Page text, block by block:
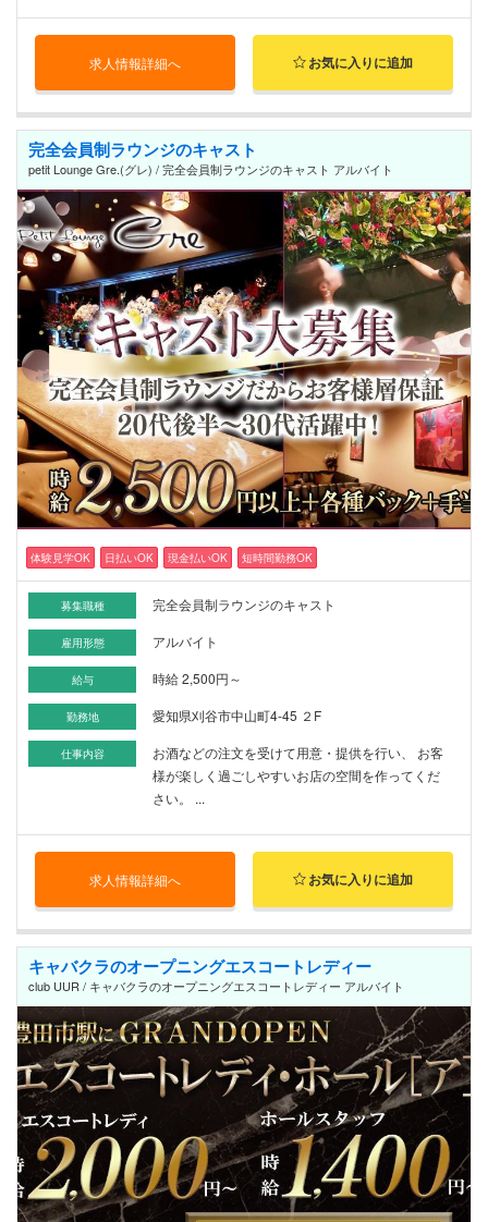
求人情報詳細へ お気に入りに追加
完全会員制ラウンジのキャスト
petit Lounge Gre.(グレ) / 完全会員制ラウンジのキャスト アルバイト
体験見学OK 日払いOK 現金払いOK 短時間勤務OK
募集職種 完全会員制ラウンジのキャスト
雇用形態 アルバイト
給与 時給 2,500円～
勤務地 愛知県刈谷市中山町4-45 ２F
仕事内容
お酒などの注文を受けて用意・提供を行い、 お客
様が楽しく過ごしやすいお店の空間を作ってくだ
さい。 ...
求人情報詳細へ お気に入りに追加
キャバクラのオープニングエスコートレディー
club UUR / キャバクラのオープニングエスコートレディー アルバイト